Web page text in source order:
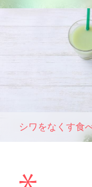
シワをなくす食